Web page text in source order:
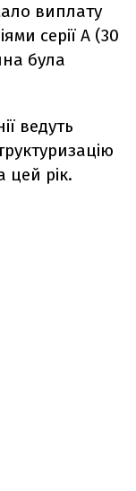
виплату
серії A (30
була
ведуть
цей рік.